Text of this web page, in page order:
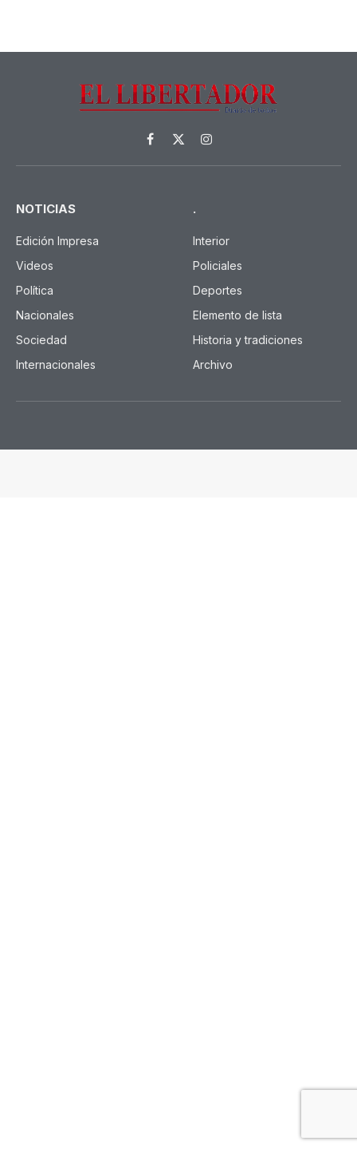
Facebook
X
(Twitter)
Instagram
NOTICIAS
Edición Impresa
Videos
Política
Nacionales
Sociedad
Internacionales
.
Interior
Policiales
Deportes
Elemento de lista
Historia y tradiciones
Archivo